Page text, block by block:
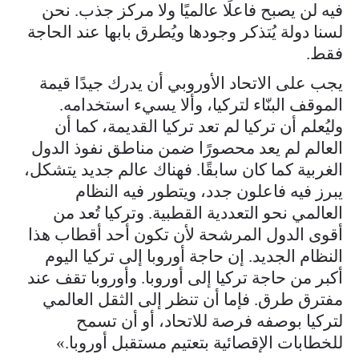
فيه لن يصبح فاعلًا عالميًا ولا مركز جذب. نحن
لسنا دولة يُتذكر وجودها ويُطرق بابها عند الحاجة
فقط.
يجب على الاتحاد الأوروبي أن يدرك جيدًا قيمة
الموقف البنّاء لتركيا، وألا يسيء استخدامه.
وليُعلم أن تركيا لم تعد تركيا القديمة، كما أن
العالم لم يعد محصورًا ضمن مناطق نفوذ الدول
الغربية كما كان سابقًا. فهناك عالم جديد يتشكل،
يبرز فيه فاعلون جدد، ويتطور فيه النظام
العالمي نحو التعددية القطبية. وتركيا تُعد من
أقوى الدول المرشحة لأن تكون أحد أقطاب هذا
النظام الجديد. إن حاجة أوروبا إلى تركيا اليوم
أكبر من حاجة تركيا إلى أوروبا. وأوروبا تقف عند
مفترق طرق. فإما أن تنظر إلى الثقل العالمي
لتركيا بوصفه فرصة للاتحاد، أو أن تسمح
للخطابات الإقصائية بتعتيم مستقبل أوروبا.»